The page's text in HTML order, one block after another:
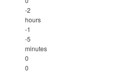
-2
hours
-1
-5
minutes
0
0